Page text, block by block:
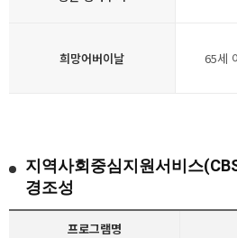
희망어버이날 65세
지역사회중심지원서비스
경조성
프로그램명